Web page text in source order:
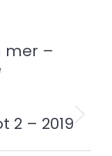
mer –
2 – 2019